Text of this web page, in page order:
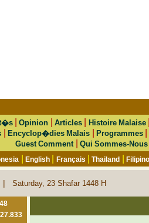
|Opinion Articles| Histoire Malaise|
|Encyclop�dies Malais |Programmes
Guest Comment
Qui Sommes-Nous
|English Français |Thailand |Filipino
| Saturday, 23 Shafar 1448 H
27.833